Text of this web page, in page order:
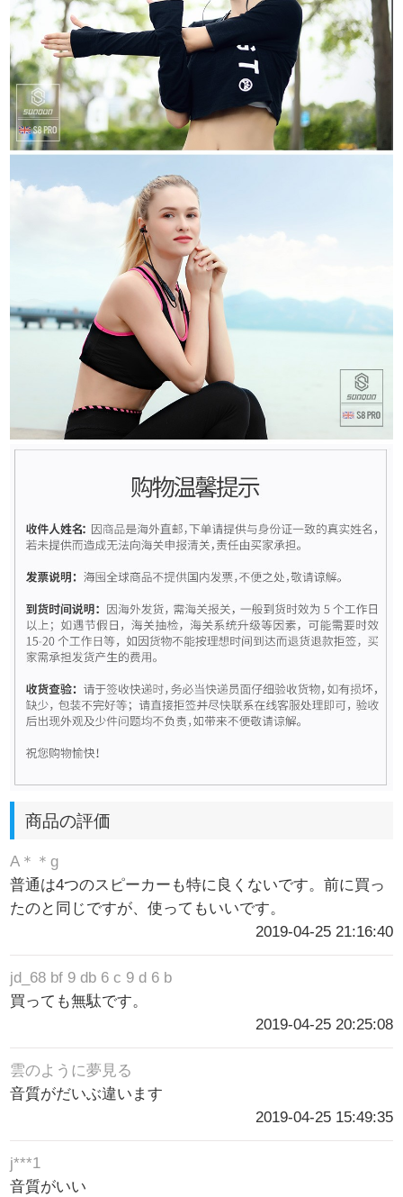
商品の評価
A＊＊g
普通は4つのスピーカーも特に良くないです。前に買っ
たのと同じですが、使ってもいいです。
2019-04-25 21:16:40
jd_68 bf 9 db 6 c 9 d 6 b
買っても無駄です。
2019-04-25 20:25:08
雲のように夢見る
音質がだいぶ違います
2019-04-25 15:49:35
j***1
音質がいい